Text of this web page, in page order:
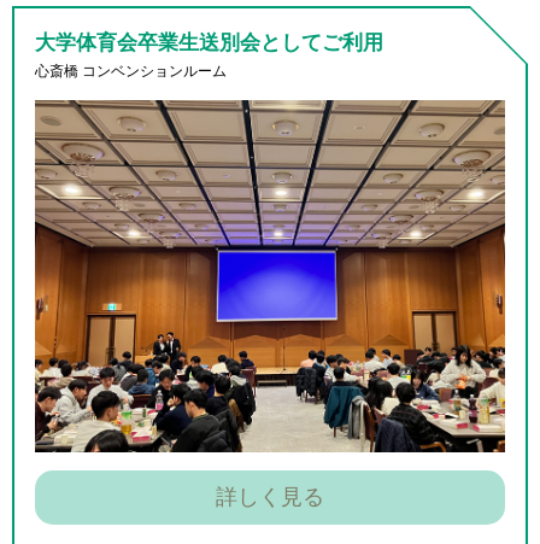
大学体育会卒業生送別会としてご利用
心斎橋 コンベンションルーム
詳しく見る